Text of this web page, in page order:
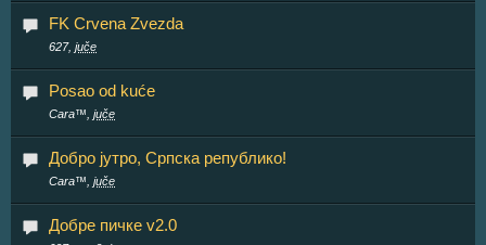
FK Crvena Zvezda
627, juče
Posao od kuće
Cara™, juče
Добро јутро, Српска републико!
Cara™, juče
Добре пичке v2.0